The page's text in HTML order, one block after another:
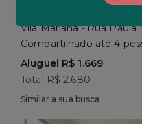
Vila Mariana • Rua Paula
Compartilhado até 4
Aluguel R$ 1.669
Total R$ 2.680
Similar a sua busca